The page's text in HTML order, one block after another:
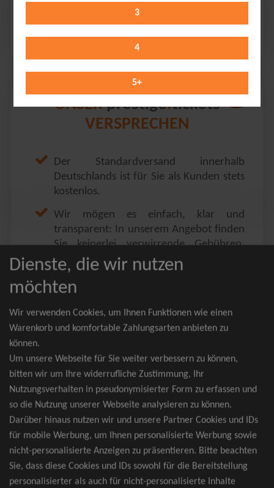
3
4
5+
Saturday 23.01.2027
UNSERprestige.tickets
VERSPRECHEN
Der Standardversand innerhalb
Deutschlands ist für Sie als Kunden stets
kostenlos.
Wir mögen es einfach, klar und
transparent: In unserem Angebot finden
Sie keinerlei verwirrende Gebühren,
Zusatzangebote oder ähnliches.
Sie erhalten ausschließlich
zusammenhängende Sitzplätze, welche
nach der Bestplatzbuchung vergeben
werden.
wider Erwarten doch nicht verfügbar
sein, erhalten Sie von uns Tickets für die
nächst bessere Kategorie. Und das
kostenfrei und völlig automatisch.
TOP-Events
Dienste, die wir nutzen
möchten
Wir verwenden Cookies, um Ihnen Funktionen wie einen
Warenkorb und komfortable Zahlungsarten anbieten zu
können.
Um unsere Webseite für Sie weiter verbessern zu können,
bitten wir um Ihre widerrufliche Zustimmung, Ihr
Nutzungsverhalten in pseudonymisierter Form zu erfassen und
so die Nutzung unserer Webseite analysieren zu können.
Darüber hinaus nutzen wir und unsere Partner Cookies und IDs
für mobile Werbung, um Ihnen personalisierte Werbung sowie
nicht-personalisierte Anzeigen zu präsentieren. Bitte beachten
Sie, dass diese Cookies und IDs sowohl für die Bereitstellung
personalisierter als auch für nicht-personalisierte Inhalte